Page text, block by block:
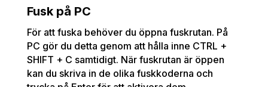
Fusk på PC
För att fuska behöver du öppna fuskrutan. På
PC gör du detta genom att hålla inne CTRL +
SHIFT + C samtidigt. När fuskrutan är öppen
kan du skriva in de olika fuskkoderna och